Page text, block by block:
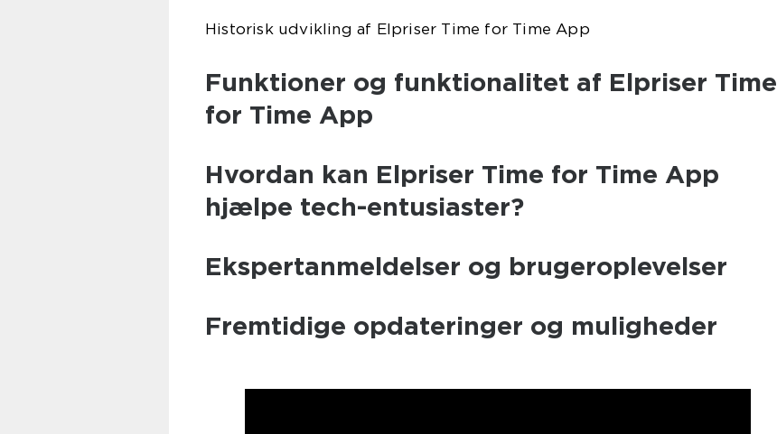
Historisk udvikling af Elpriser Time for Time App
Funktioner og funktionalitet af Elpriser Time
for Time App
Hvordan kan Elpriser Time for Time App
hjælpe tech-entusiaster?
Ekspertanmeldelser og brugeroplevelser
Fremtidige opdateringer og muligheder